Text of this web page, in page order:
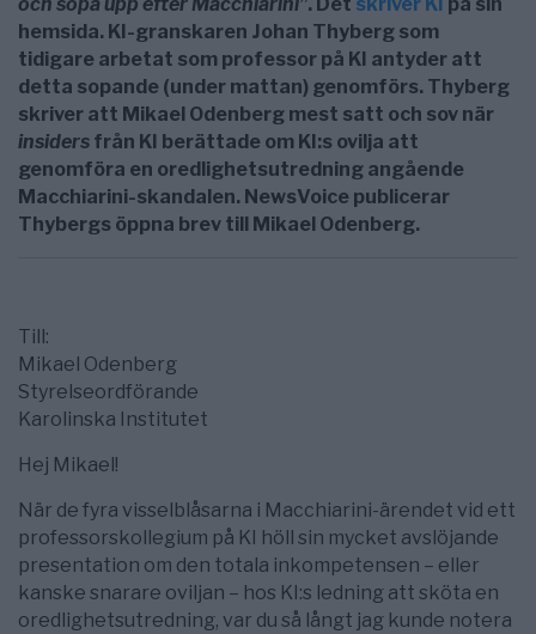
hemsida. KI-granskaren Johan Thyberg som
tidigare arbetat som professor på KI antyder att
detta sopande (under mattan) genomförs. Thyberg
skriver att Mikael Odenberg mest satt och sov när
insiders från KI berättade om KI:s ovilja att
genomföra en oredlighetsutredning angående
Macchiarini-skandalen. NewsVoice publicerar
Thybergs öppna brev till Mikael Odenberg.
Till:
Mikael Odenberg
Styrelseordförande
Karolinska Institutet
Hej Mikael!
När de fyra visselblåsarna i Macchiarini-ärendet vid ett
professorskollegium på KI höll sin mycket avslöjande
presentation om den totala inkompetensen – eller
kanske snarare oviljan – hos KI:s ledning att sköta en
oredlighetsutredning, var du så långt jag kunde notera